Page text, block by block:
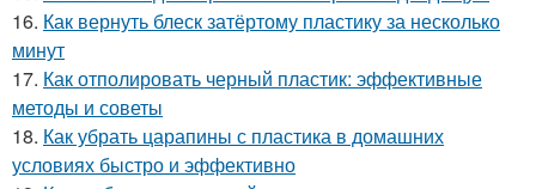
16. Как вернуть блеск затёртому пластику за несколько
минут
17. Как отполировать черный пластик: эффективные
методы и советы
18. Как убрать царапины с пластика в домашних
условиях быстро и эффективно